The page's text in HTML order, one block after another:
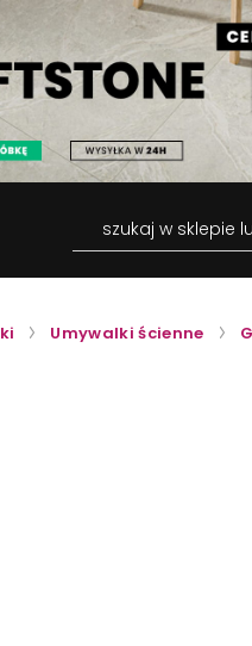
szukaj w sklepie
Umywalki ścienne